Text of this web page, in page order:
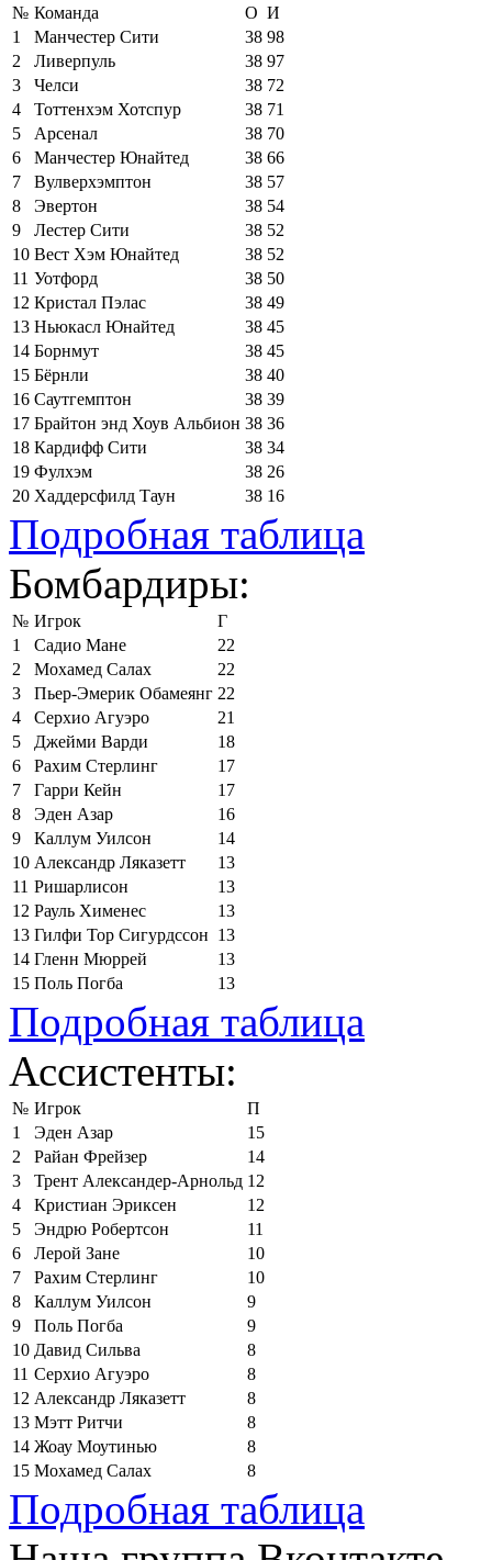
№ Команда О И
1
Манчестер Сити 38 98
2
Ливерпуль 38 97
3
Челси 38 72
4
Тоттенхэм Хотспур 38 71
5
Арсенал 38 70
6
Манчестер Юнайтед 38 66
7
Вулверхэмптон 38 57
8
Эвертон 38 54
9
Лестер Сити 38 52
10 Вест Хэм Юнайтед 38 52
11 Уотфорд 38 50
12 Кристал Пэлас 38 49
13 Ньюкасл Юнайтед 38 45
14 Борнмут 38 45
15 Бёрнли 38 40
16 Саутгемптон 38 39
17 Брайтон энд Хоув Альбион 38 36
18 Кардифф Сити 38 34
19 Фулхэм 38 26
20 Хаддерсфилд Таун 38 16
Подробная таблица
Бомбардиры:
№ Игрок
Г
1
Садио Мане
22
2
Мохамед Салах
22
3
Пьер-Эмерик Обамеянг 22
4
Серхио Агуэро
21
5
Джейми Варди
18
6
Рахим Стерлинг
17
7
Гарри Кейн
17
8
Эден Азар
16
9
Каллум Уилсон
14
10 Александр Ляказетт
13
11 Ришарлисон
13
12 Рауль Хименес
13
13 Гилфи Тор Сигурдссон 13
14 Гленн Мюррей
13
15 Поль Погба 13
Подробная таблица
Ассистенты:
№ Игрок
П
1
Эден Азар
15
2
Райан Фрейзер
14
3
Трент Александер-Арнольд 12
4
Кристиан Эриксен
12
5
Эндрю Робертсон
11
6
Лерой Зане
10
7
Рахим Стерлинг
10
8
Каллум Уилсон
9
9
Поль Погба
9
10 Давид Сильва
8
11 Серхио Агуэро
8
12 Александр Ляказетт
8
13 Мэтт Ритчи
8
14 Жоау Моутинью
8
15 Мохамед Салах 8
Подробная таблица